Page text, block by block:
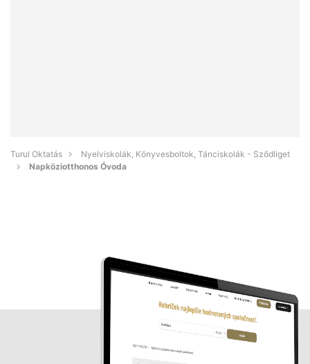
Turul Oktatás
Nyelviskolák, Könyvesboltok, Tánciskolák - Sződliget
Napköziotthonos Óvoda